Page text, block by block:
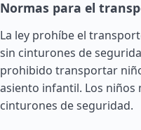
Normas para el
La ley prohíbe el
sin cinturones de
prohibido transportar
asiento infantil. Los niños
cinturones de seguridad.